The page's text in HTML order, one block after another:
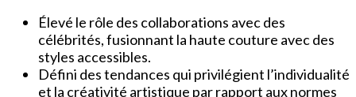
Élevé le rôle des collaborations avec des
célébrités, fusionnant la haute couture avec des
styles accessibles.
Défini des tendances qui privilégient l’individualité
et la créativité artistique par rapport aux normes